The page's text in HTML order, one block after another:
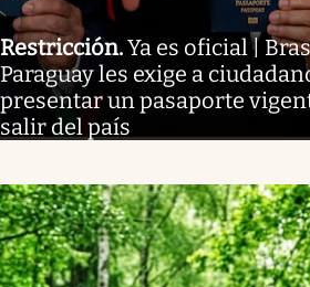
Restricción.Ya es oficial |
Paraguay les exige a
presentar un pasaporte
salir del país